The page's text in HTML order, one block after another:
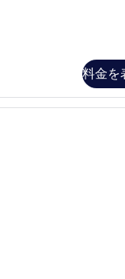
料金を
1 室のベッドルーム、エ